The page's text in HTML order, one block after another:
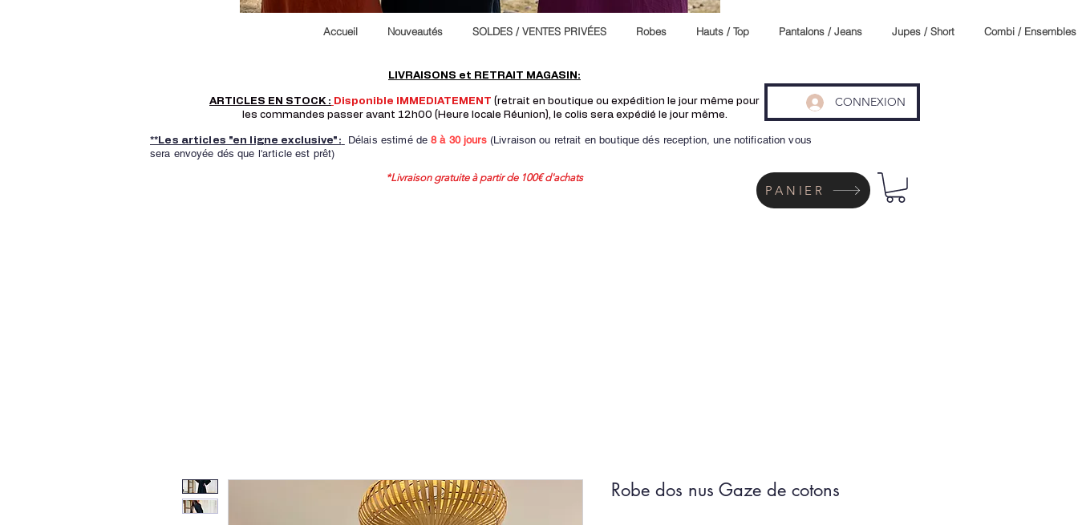
Accueil Nouveautés SOLDES / VENTES PRIVÉES Robes Hauts / Top Pantalons / Jeans Jupes / Short Combi / Ensembles
CONNEXION
PANIER
LIVRAISONS et RETRAIT MAGASIN:
ARTICLES EN STOCK : Disponible IMMEDIATEMENT (retrait en boutique ou expédition le jour même pour
les commandes passer avant 12h00 (Heure locale Réunion), le colis sera expédié le jour même.
**Les articles "en ligne exclusive": Délais estimé de8 à 30 jours(Livraison ou retrait en boutique dés reception,une notification vous
sera envoyée dés que l'article est prêt)
*Livraison gratuite à partir de 100€ d'achats
Robe dos nus Gaze de cotons